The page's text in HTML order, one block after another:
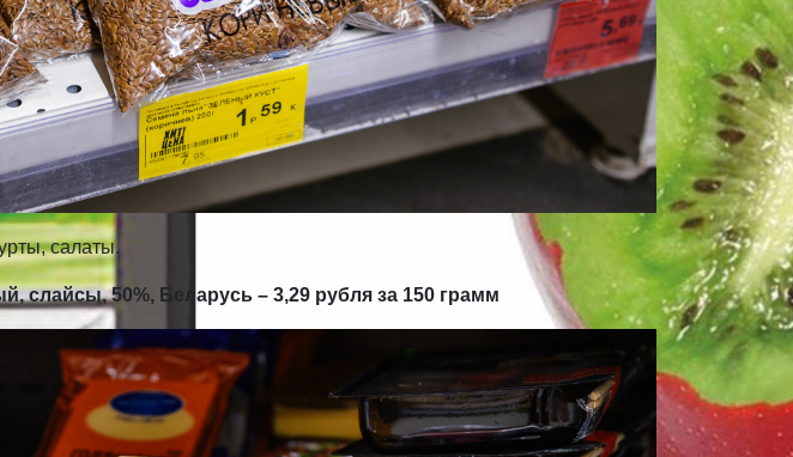
салаты.
слайсы, 50%, Беларусь – 3,29 рубля за 150 грамм